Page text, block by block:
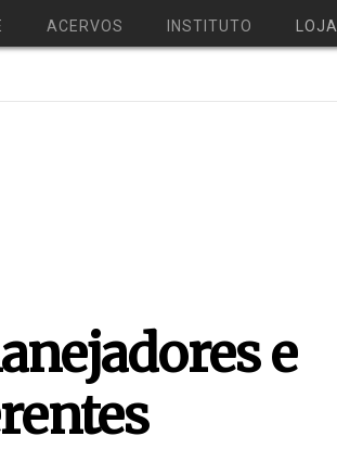
ACERVOS INSTITUTO LOJA
e